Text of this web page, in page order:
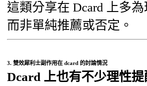
這類分享在 Dcard 上多為
而非單純推薦或否定。
3.雙效犀利士副作用在 dcard 的討論情況
Dcard 上也有不少理性